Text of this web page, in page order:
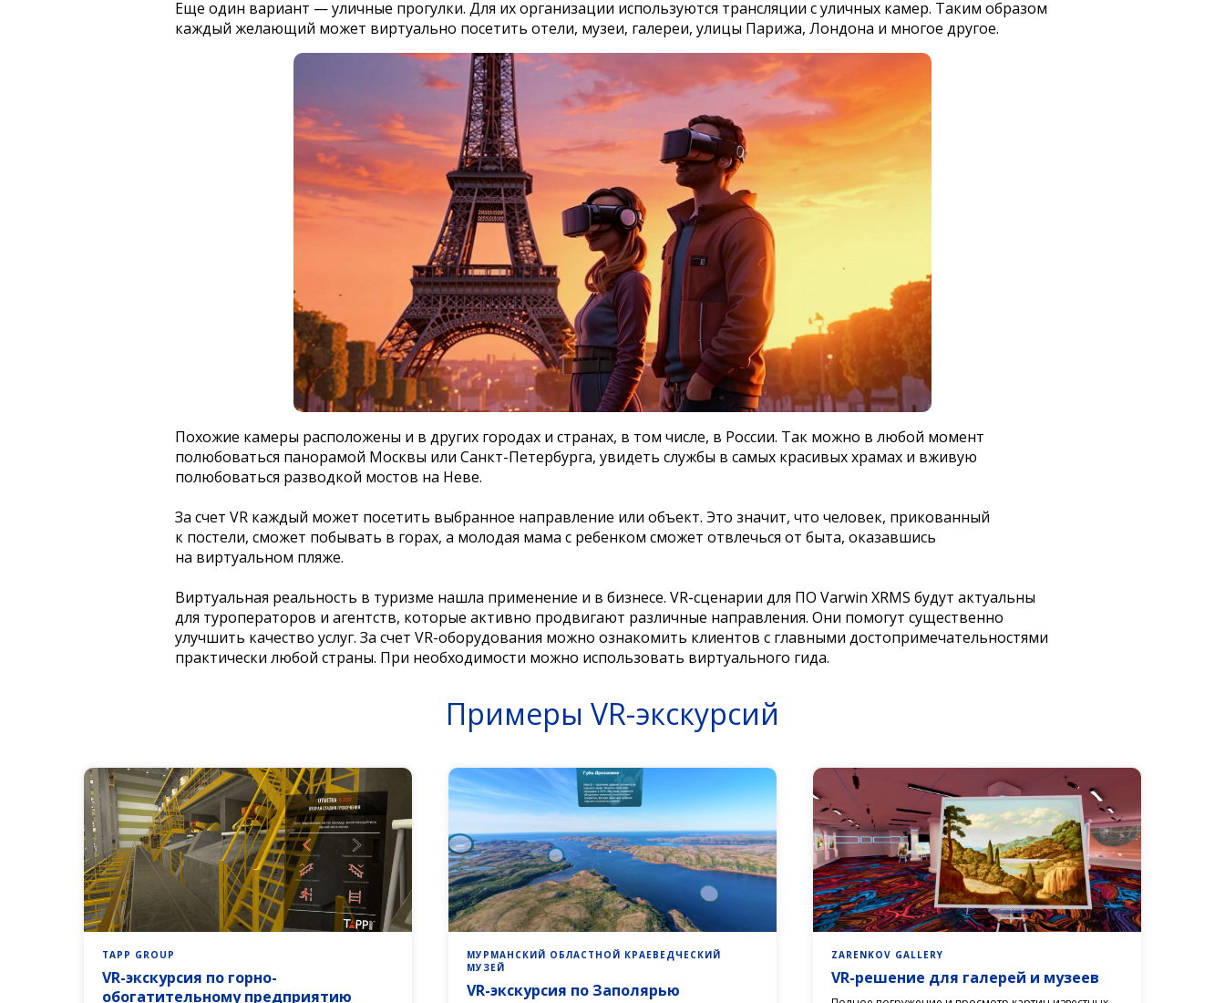
Еще один вариант — уличные прогулки. Для их организации используются трансляции с уличных камер. Таким образом
каждый желающий может виртуально посетить отели, музеи, галереи, улицы Парижа, Лондона и многое другое.
Похожие камеры расположены и в других городах и странах, в том числе, в России. Так можно в любой момент
полюбоваться панорамой Москвы или Санкт-Петербурга, увидеть службы в самых красивых храмах и вживую
полюбоваться разводкой мостов на Неве.
За счет VR каждый может посетить выбранное направление или объект. Это значит, что человек, прикованный
к постели, сможет побывать в горах, а молодая мама с ребенком сможет отвлечься от быта, оказавшись
на виртуальном пляже.
Виртуальная реальность в туризме нашла применение и в бизнесе. VR-сценарии для ПО Varwin XRMS будут актуальны
для туроператоров и агентств, которые активно продвигают различные направления. Они помогут существенно
улучшить качество услуг. За счет VR-оборудования можно ознакомить клиентов с главными достопримечательностями
практически любой страны. При необходимости можно использовать виртуального гида.
Примеры VR-экскурсий
TAPP GROUP
VR-экскурсия по горно-
обогатительному предприятию
МУРМАНСКИЙ ОБЛАСТНОЙ КРАЕВЕДЧЕСКИЙ
МУЗЕЙ
VR-экскурсия по Заполярью
ZARENKOV GALLERY
VR-решение для галерей и музеев